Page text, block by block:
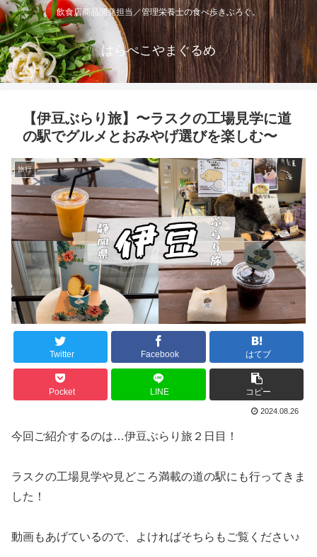
飲食店商品開発担当／管理栄養士の食べ歩きぶろぐ。
はらぺこやまぐるめ
【伊豆ぶらり旅】〜ラスクの工場見学に道
の駅でグルメとおみやげ選びを楽しむ〜
旅行
Twitter Facebook はてブ
Pocket LINE コピー
2024.08.26
今回ご紹介するのは…伊豆ぶらり旅２日目！
ラスクの工場見学や見どころ満載の道の駅にも行ってきま
した！
動画もあげているので、よければそちらもご覧ください♪